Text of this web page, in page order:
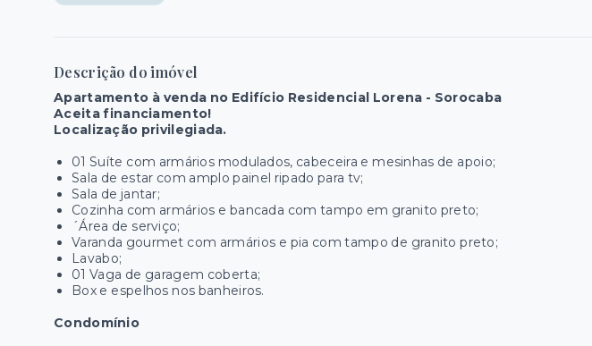
Descrição do imóvel
Apartamento à venda no Edifício Residencial Lorena - Sorocaba
Aceita financiamento!
Localização privilegiada.
01 Suíte com armários modulados, cabeceira e mesinhas de apoio;
Sala de estar com amplo painel ripado para tv;
Sala de jantar;
Cozinha com armários e bancada com tampo em granito preto;
´Área de serviço;
Varanda gourmet com armários e pia com tampo de granito preto;
Lavabo;
01 Vaga de garagem coberta;
Box e espelhos nos banheiros.
Condomínio